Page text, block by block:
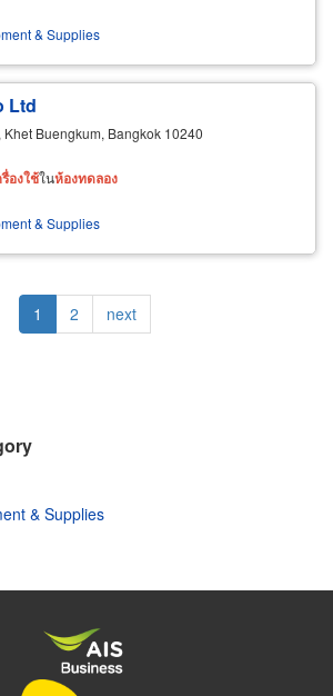
& Supplies
Ltd
Buengkum, Bangkok 10240
รื่องใช้ในห้องทดลอง
& Supplies
Current
page
1 Page
2
Next
page
next
& Supplies